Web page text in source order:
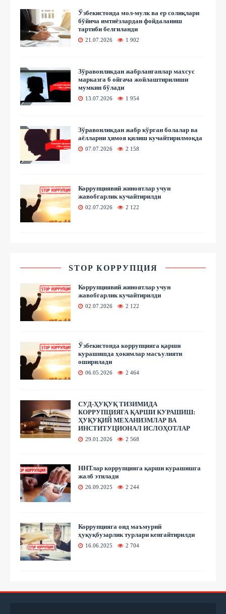
Ўзбекистонда мол-мулк ва ер солиқлари
бўйича имтиёзлардан фойдаланиш
тартиби белгиланди
21.07.2026 1 902
Зўравонликдан жабрланганлар махсус
марказга 6 ойгача жойлаштирилиши
мумкин бўлади
13.07.2026 1 954
Зўравонликдан жабр кўрган болалар ва
аёлларни ҳимоя қилиш кучайтирилмоқда
07.07.2026 2 158
Коррупциявий жиноятлар учун
жавобгарлик кучайтирилди
02.07.2026 2 122
STOP КОРРУПЦИЯ
Коррупциявий жиноятлар учун
жавобгарлик кучайтирилди
02.07.2026 2 122
Ўзбекистонда коррупцияга қарши
курашишда ҳокимлар масъулияти
оширилади
06.05.2026 2 464
СУД-ҲУҚУҚ ТИЗИМИДА
КОРРУПЦИЯГА ҚАРШИ КУРАШИШ:
ҲУҚУҚИЙ МЕХАНИЗМЛАР ВА
ИНСТИТУЦИОНАЛ ИСЛОҲОТЛАР
29.01.2026 2 568
ННТлар коррупцияга қарши курашишга
жалб этилади
26.09.2025 2 244
Коррупцияга оид маъмурий
ҳуқуқбузарлик турлари кенгайтирилди
16.06.2025 2 704